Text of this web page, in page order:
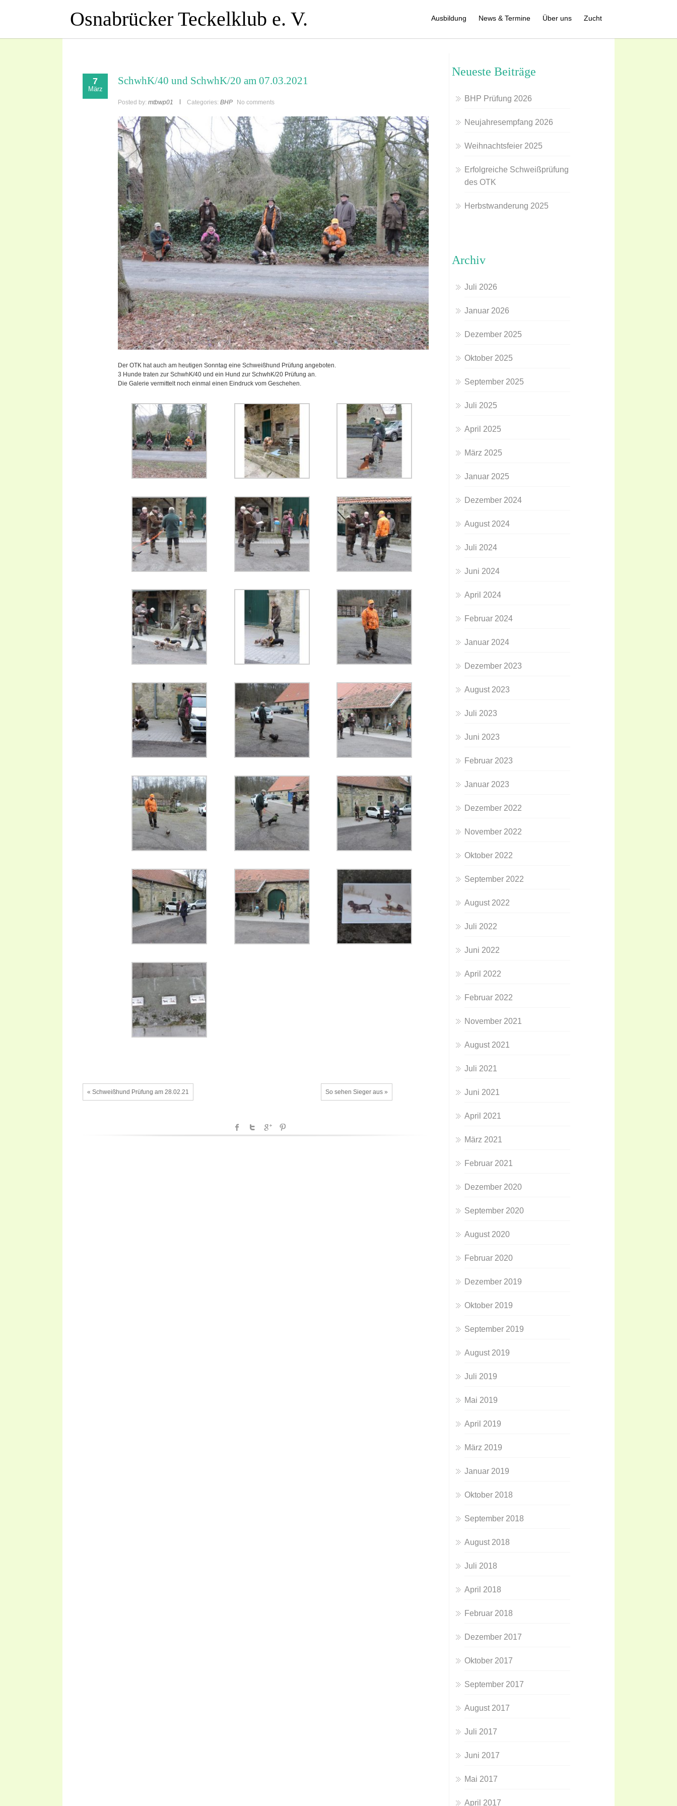
Osnabrücker Teckelklub e. V. Ausbildung News & Termine Über uns Zucht
7
März
SchwhK/40 und SchwhK/20 am 07.03.2021
Posted by: mtbwp01 Categories: BHP No comments
Der OTK hat auch am heutigen Sonntag eine Schweißhund Prüfung angeboten.
3 Hunde traten zur SchwhK/40 und ein Hund zur SchwhK/20 Prüfung an.
Die Galerie vermittelt noch einmal einen Eindruck vom Geschehen.
« Schweißhund Prüfung am 28.02.21 So sehen Sieger aus »
Neueste Beiträge
BHP Prüfung 2026
Neujahresempfang 2026
Weihnachtsfeier 2025
Erfolgreiche Schweißprüfung
des OTK
Herbstwanderung 2025
Archiv
Juli 2026
Januar 2026
Dezember 2025
Oktober 2025
September 2025
Juli 2025
April 2025
März 2025
Januar 2025
Dezember 2024
August 2024
Juli 2024
Juni 2024
April 2024
Februar 2024
Januar 2024
Dezember 2023
August 2023
Juli 2023
Juni 2023
Februar 2023
Januar 2023
Dezember 2022
November 2022
Oktober 2022
September 2022
August 2022
Juli 2022
Juni 2022
April 2022
Februar 2022
November 2021
August 2021
Juli 2021
Juni 2021
April 2021
März 2021
Februar 2021
Dezember 2020
September 2020
August 2020
Februar 2020
Dezember 2019
Oktober 2019
September 2019
August 2019
Juli 2019
Mai 2019
April 2019
März 2019
Januar 2019
Oktober 2018
September 2018
August 2018
Juli 2018
April 2018
Februar 2018
Dezember 2017
Oktober 2017
September 2017
August 2017
Juli 2017
Juni 2017
Mai 2017
April 2017